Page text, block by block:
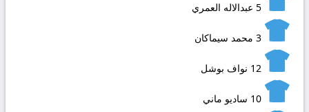
5 عبدالاله العمري
3 محمد سيماكان
12 نواف بوشل
10 ساديو ماني